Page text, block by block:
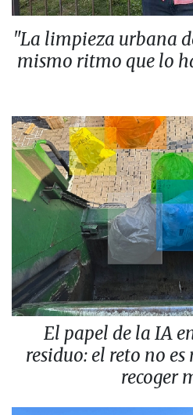
"La limpieza urbana
mismo ritmo que lo
El papel de la IA
residuo: el reto no es
recoger